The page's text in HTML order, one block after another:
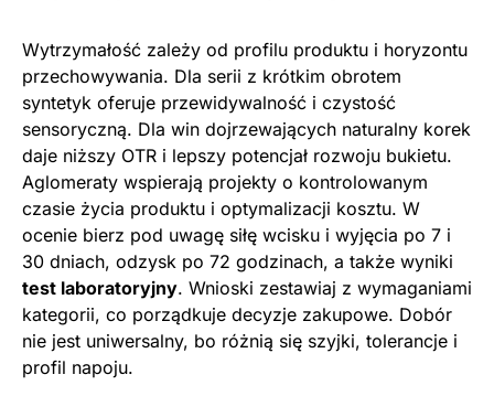
Wytrzymałość zależy od profilu produktu i horyzontu
przechowywania. Dla serii z krótkim obrotem
syntetyk oferuje przewidywalność i czystość
sensoryczną. Dla win dojrzewających naturalny korek
daje niższy OTR i lepszy potencjał rozwoju bukietu.
Aglomeraty wspierają projekty o kontrolowanym
czasie życia produktu i optymalizacji kosztu. W
ocenie bierz pod uwagę siłę wcisku i wyjęcia po 7 i
30 dniach, odzysk po 72 godzinach, a także wyniki
test laboratoryjny. Wnioski zestawiaj z wymaganiami
kategorii, co porządkuje decyzje zakupowe. Dobór
nie jest uniwersalny, bo różnią się szyjki, tolerancje i
profil napoju.